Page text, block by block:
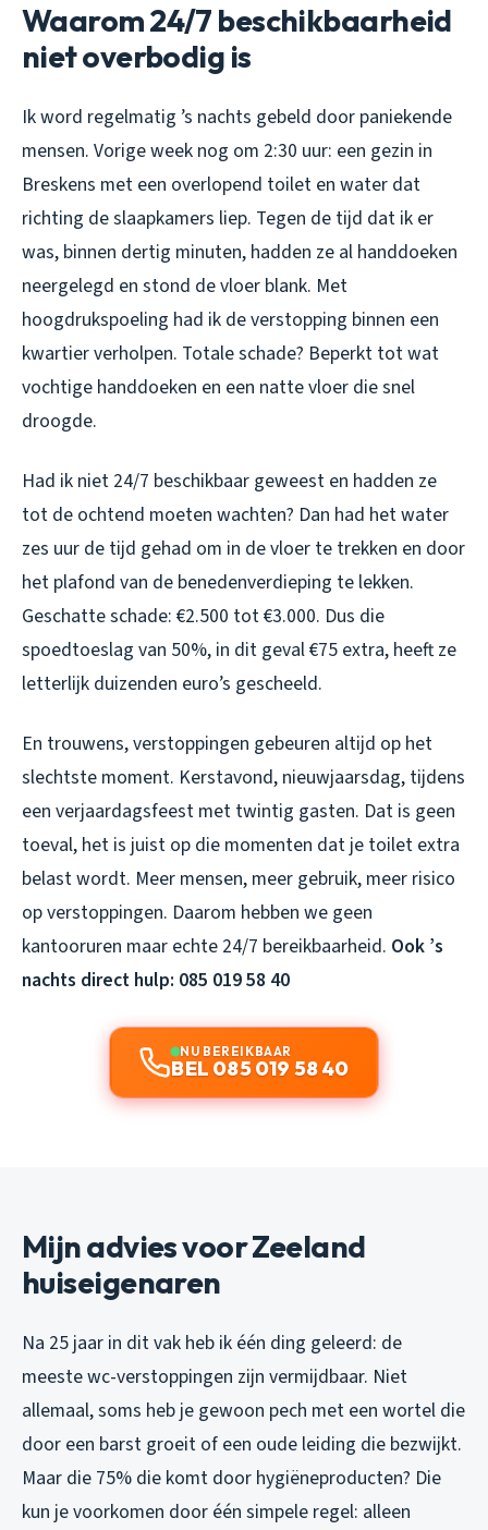
Waarom 24/7 beschikbaarheid
niet overbodig is
Ik word regelmatig ’s nachts gebeld door paniekende
mensen. Vorige week nog om 2:30 uur: een gezin in
Breskens met een overlopend toilet en water dat
richting de slaapkamers liep. Tegen de tijd dat ik er
was, binnen dertig minuten, hadden ze al handdoeken
neergelegd en stond de vloer blank. Met
hoogdrukspoeling had ik de verstopping binnen een
kwartier verholpen. Totale schade? Beperkt tot wat
vochtige handdoeken en een natte vloer die snel
droogde.
Had ik niet 24/7 beschikbaar geweest en hadden ze
tot de ochtend moeten wachten? Dan had het water
zes uur de tijd gehad om in de vloer te trekken en door
het plafond van de benedenverdieping te lekken.
Geschatte schade: €2.500 tot €3.000. Dus die
spoedtoeslag van 50%, in dit geval €75 extra, heeft ze
letterlijk duizenden euro’s gescheeld.
En trouwens, verstoppingen gebeuren altijd op het
slechtste moment. Kerstavond, nieuwjaarsdag, tijdens
een verjaardagsfeest met twintig gasten. Dat is geen
toeval, het is juist op die momenten dat je toilet extra
belast wordt. Meer mensen, meer gebruik, meer risico
op verstoppingen. Daarom hebben we geen
kantooruren maar echte 24/7 bereikbaarheid. Ook ’s
nachts direct hulp: 085 019 58 40
NU BEREIKBAAR
BEL 085 019 58 40
Mijn advies voor Zeeland
huiseigenaren
Na 25 jaar in dit vak heb ik één ding geleerd: de
meeste wc-verstoppingen zijn vermijdbaar. Niet
allemaal, soms heb je gewoon pech met een wortel die
door een barst groeit of een oude leiding die bezwijkt.
Maar die 75% die komt door hygiëneproducten? Die
kun je voorkomen door één simpele regel: alleen